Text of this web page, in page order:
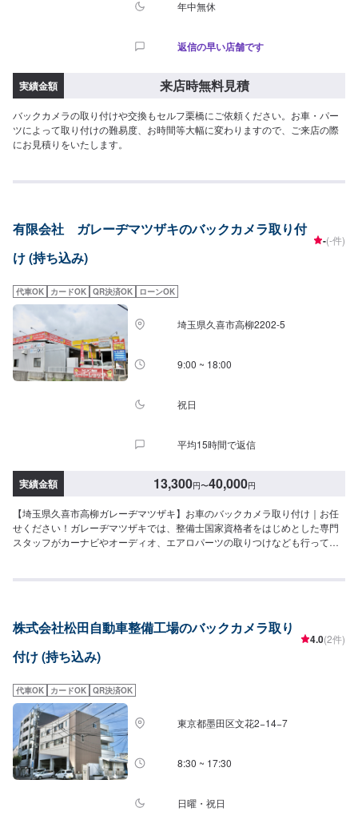
年中無休
返信の早い店舗です
実績金額 来店時無料見積
バックカメラの取り付けや交換もセルフ栗橋にご依頼ください。お車・パー
ツによって取り付けの難易度、お時間等大幅に変わりますので、ご来店の際
にお見積りをいたします。
有限会社 ガレーヂマツザキのバックカメラ取り付
け (持ち込み)
-(-件)
代車OK カードOK QR決済OK ローンOK
埼玉県久喜市高柳2202-5
9:00 ~ 18:00
祝日
平均15時間で返信
実績金額 13,300円〜40,000円
【埼玉県久喜市高柳ガレーヂマツザキ】お車のバックカメラ取り付け｜お任
せください！ガレーヂマツザキでは、整備士国家資格者をはじめとした専門
スタッフがカーナビやオーディオ、エアロパーツの取りつけなども行ってお
【3】お持ち込み・引き取り【4】正式なお見積り【5】作業開始【6】納車時
に対応可能です。<代車について>代車をご用意しています。お車の作業中は
代車をご利用ください。※代車の燃料代はお客様にご負担いただいておりま
す。<定休日・営業時間>定休日：なし営業時間：9:00~18:00クレジット・
株式会社松田自動車整備工場のバックカメラ取り
付け (持ち込み)
4.0(2件)
代車OK カードOK QR決済OK
東京都墨田区文花2−14−7
8:30 ~ 17:30
日曜・祝日